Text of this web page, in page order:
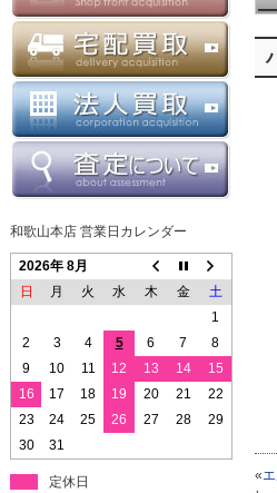
«
和歌山本店 営業日カレンダー
2026年 8月
日
月 火 水 木 金
土
1
2
3 4 5 6 7
8
9
10 11 12 13 14
15
16
17 18 19 20 21
22
23
24 25 26 27 28
29
30
31
定休日